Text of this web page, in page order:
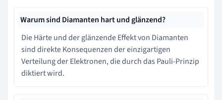
Warum sind Diamanten hart und glänzend?
Die Härte und der glänzende Effekt von Diamanten
sind direkte Konsequenzen der einzigartigen
Verteilung der Elektronen, die durch das Pauli-Prinzip
diktiert wird.